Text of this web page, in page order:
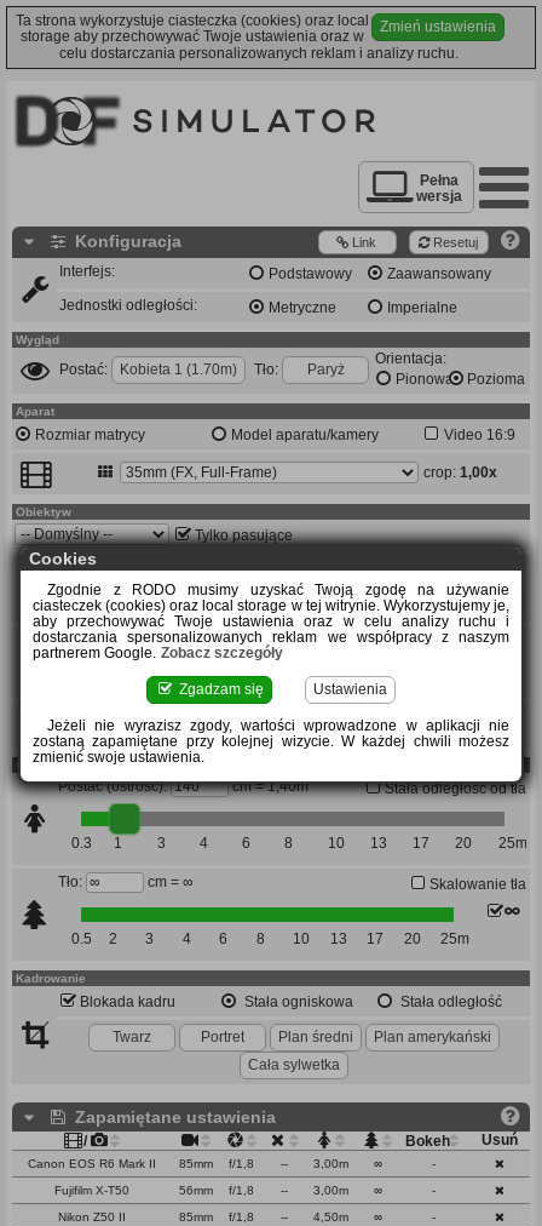
Zmień ustawienia
Ta strona wykorzystuje ciasteczka (cookies) oraz local
storage aby przechowywać Twoje ustawienia oraz w
celu dostarczania personalizowanych reklam i analizy ruchu.
Pełna
wersja
Konfiguracja Resetuj
Link
Interfejs: Podstawowy
Zaawansowany
Jednostki odległości:
Metryczne Imperialne
Wygląd
Postać: Kobieta 1 (1.70m) Tło: Paryż
Orientacja:
Pionowa
Pozioma
Aparat
Rozmiar matrycy Model aparatu/kamery Video 16:9
crop: 1,00x
Obiektyw
Tylko pasujące
f=
mm
24
40 65 95 130 175 230 300mm
f/
1
1.4 2 2.8 5.6 8 11 16
Odległość
Postać (ostrość): Stała odległość od tła
cm = 1,40m
0.3 1 3 4 6 8 10 13 17 20 25m
Tło: Skalowanie tła
cm = ∞
0.5 2 3 4 6 8 10 13 17 20 25m
Kadrowanie
Blokada kadru Stała ogniskowa Stała odległość
Twarz Portret Plan średni
Plan amerykański
Cała sylwetka
Zapamiętane ustawienia
/ Bokeh Usuń
Canon EOS R6 Mark II 85mm f/1,8 -- 3,00m ∞
-
Fujifilm X-T50
56mm f/1,8 -- 3,00m ∞
-
Nikon Z50 II
85mm f/1,8 -- 4,50m ∞
-
Cookies
Zgodnie z RODO musimy uzyskać Twoją zgodę na używanie
ciasteczek (cookies) oraz local storage w tej witrynie. Wykorzystujemy je,
aby przechowywać Twoje ustawienia oraz w celu analizy ruchu i
dostarczania spersonalizowanych reklam we współpracy z naszym
partnerem Google. Zobacz szczegóły
Zgadzam się Ustawienia
Jeżeli nie wyrazisz zgody, wartości wprowadzone w aplikacji nie
zostaną zapamiętane przy kolejnej wizycie. W każdej chwili możesz
zmienić swoje ustawienia.